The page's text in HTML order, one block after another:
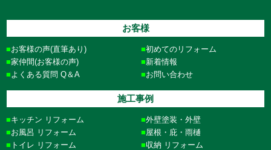
お客様
お客様の声(直筆あり)
家仲間(お客様の声)
よくある質問 Q＆A
初めてのリフォーム
新着情報
お問い合わせ
施工事例
キッチン リフォーム
お風呂 リフォーム
トイレ リフォーム
外壁塗装・外壁
屋根・庇・雨樋
収納 リフォーム